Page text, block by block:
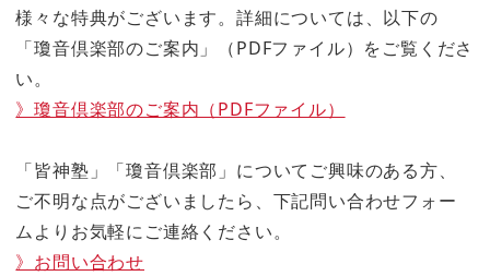
様々な特典がございます。詳細については、以下の
「瓊音倶楽部のご案内」（PDFファイル）をご覧くださ
い。
》瓊音倶楽部のご案内（PDFファイル）
「皆神塾」「瓊音倶楽部」についてご興味のある方、
ご不明な点がございましたら、下記問い合わせフォー
ムよりお気軽にご連絡ください。
》お問い合わせ